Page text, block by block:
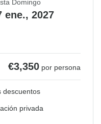
Domingo
ene., 2027
€3,350 por persona
descuentos
privada